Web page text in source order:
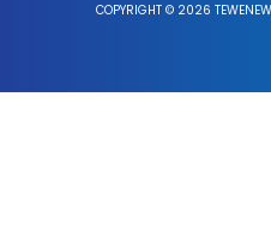
COPYRIGHT © 2026